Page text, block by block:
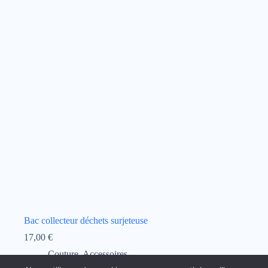
Bac collecteur déchets surjeteuse
17,00 €
Couture,Accessoires